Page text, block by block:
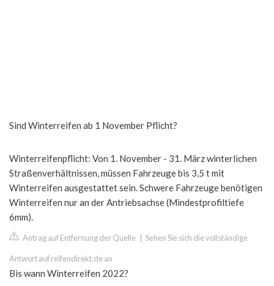
Sind Winterreifen ab 1 November Pflicht?
Winterreifenpflicht: Von 1. November - 31. März winterlichen
Straßenverhältnissen, müssen Fahrzeuge bis 3,5 t mit
Winterreifen ausgestattet sein. Schwere Fahrzeuge benötigen
Winterreifen nur an der Antriebsachse (Mindestprofiltiefe
6mm).
Antrag auf Entfernung der Quelle Sehen Sie sich die vollständige
Antwort auf reifendirekt.de an
Bis wann Winterreifen 2022?